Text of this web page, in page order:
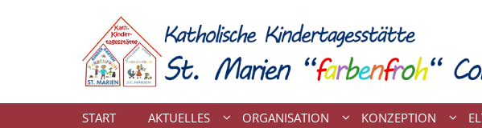
START AKTUELLES ORGANISATION KONZEPTION